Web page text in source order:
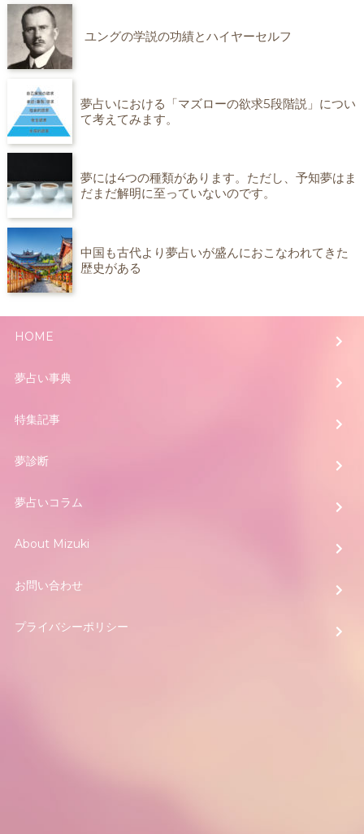
ユングの学説の功績とハイヤーセルフ
夢占いにおける「マズローの欲求5段階説」につい
て考えてみます。
夢には4つの種類があります。ただし、予知夢はま
だまだ解明に至っていないのです。
中国も古代より夢占いが盛んにおこなわれてきた
歴史がある
HOME
夢占い事典
特集記事
夢診断
夢占いコラム
About Mizuki
お問い合わせ
プライバシーポリシー